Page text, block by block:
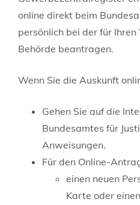
online direkt beim
persönlich bei der für
Behörde beantragen.
Wenn Sie die Auskunft
Gehen Sie auf die
Bundesamtes für
Anweisungen.
Für den Online-
einen neuen
Karte oder